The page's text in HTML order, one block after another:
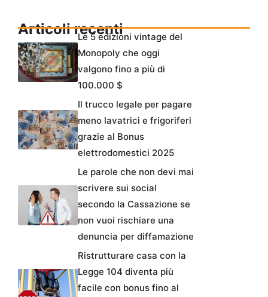
Articoli recentiLe 5 edizioni vintage del
Monopoly che oggi
valgono fino a più di
100.000 $
Il trucco legale per pagare
meno lavatrici e frigoriferi
grazie al Bonus
elettrodomestici 2025
Le parole che non devi mai
scrivere sui social
secondo la Cassazione se
non vuoi rischiare una
denuncia per diffamazione
Ristrutturare casa con la
Legge 104 diventa più
facile con bonus fino al